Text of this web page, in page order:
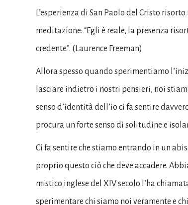
L’esperienza di San Paolo del Cristo
meditazione: “Egli è reale, la presenza
credente”. (Laurence Freeman)
Allora spesso quando sperimentiamo
lasciare indietro i nostri pensieri, noi
senso d’identità dell’io ci fa sentire
procura un forte senso di solitudine e
Ci fa sentire che stiamo entrando in un
proprio questo ciò che deve accadere.
mistico inglese del XIV secolo l’ha
sperimentare chi siamo noi veramente e